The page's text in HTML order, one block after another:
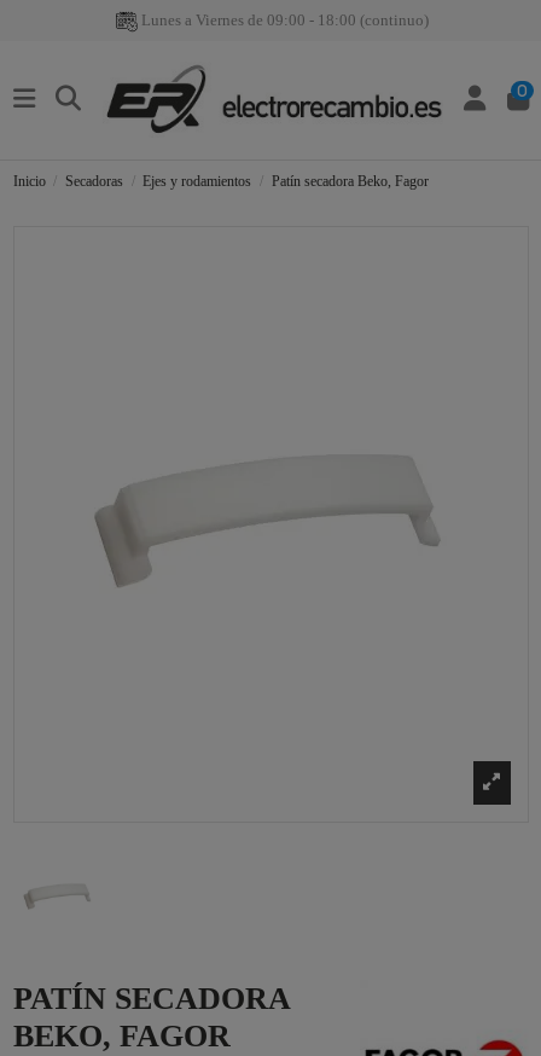
Lunes a Viernes de 09:00 - 18:00 (continuo)
0
Inicio Secadoras Ejes y rodamientos Patín secadora Beko, Fagor
PATÍN SECADORA
BEKO, FAGOR